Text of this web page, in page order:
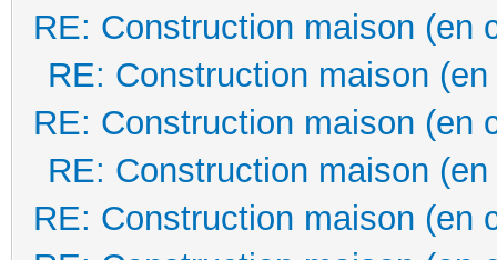
RE: Construction maison (en
RE: Construction maison
RE: Construction maison (en
RE: Construction maison
RE: Construction maison (en